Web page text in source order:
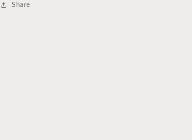
Share